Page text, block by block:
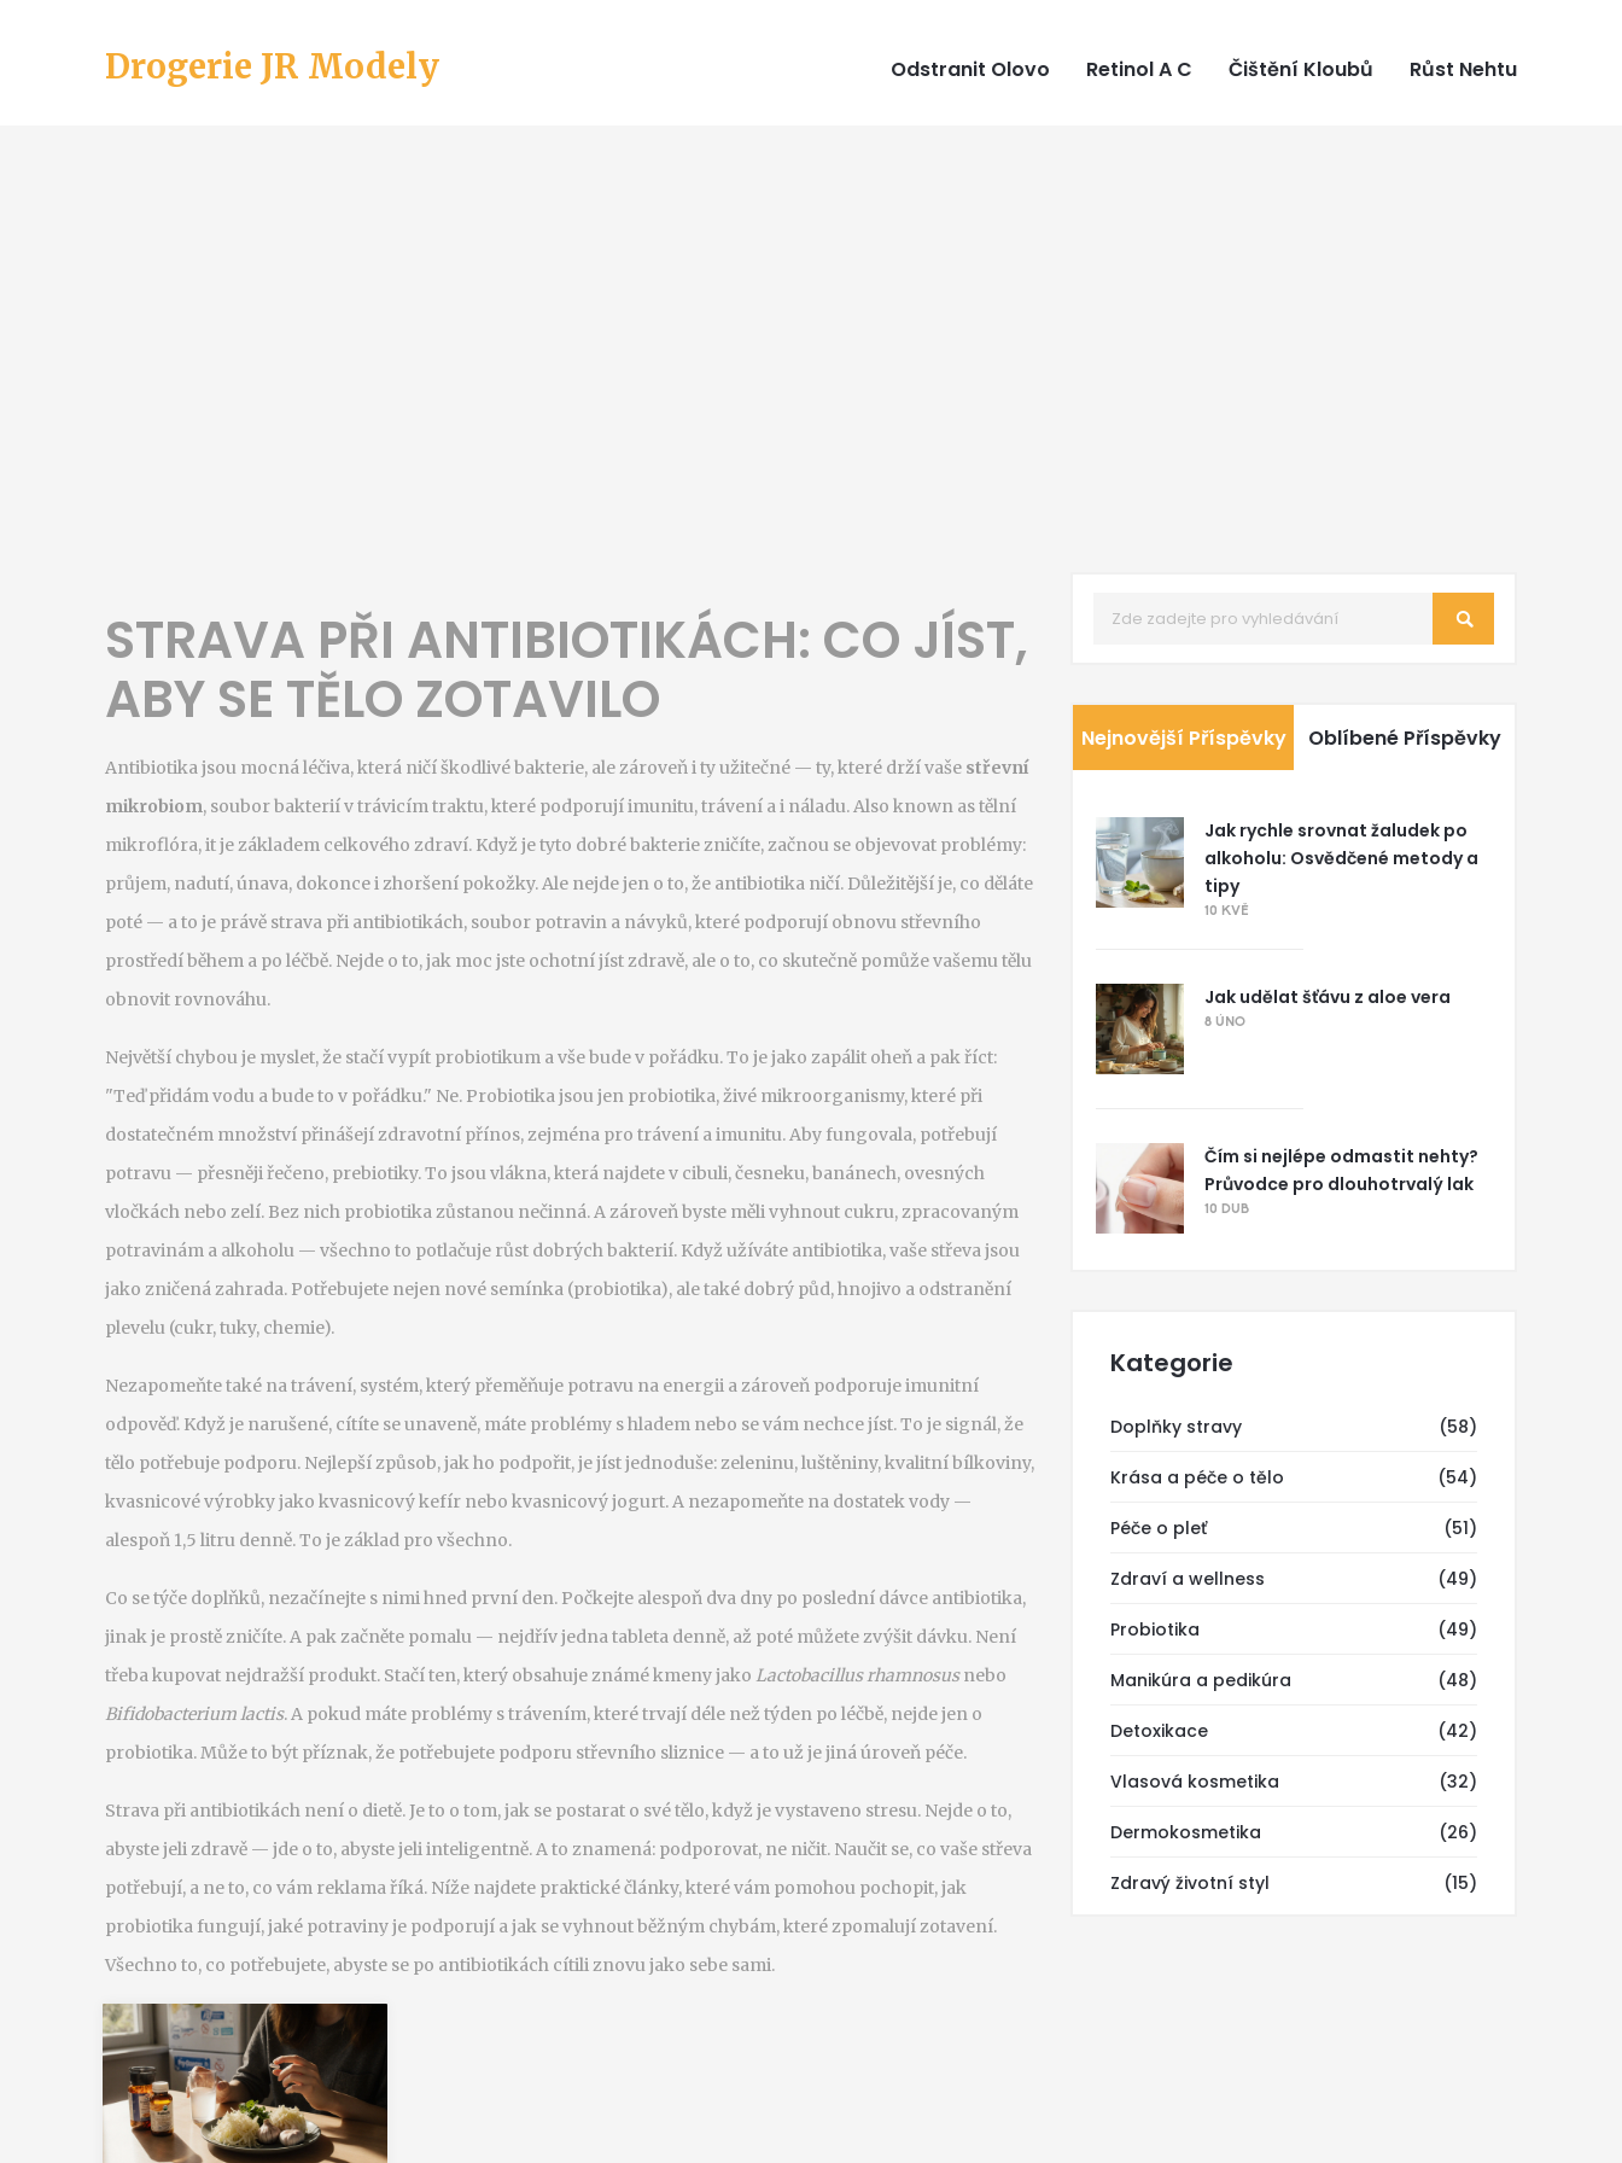
Drogerie JR Modely Odstranit Olovo Retinol A C Čištění Kloubů Růst Nehtu
STRAVA PŘI ANTIBIOTIKÁCH: CO JÍST,
ABY SE TĚLO ZOTAVILO
Antibiotika jsou mocná léčiva, která ničí škodlivé bakterie, ale zároveň i ty užitečné — ty, které drží vaše střevní
mikrobiom, soubor bakterií v trávicím traktu, které podporují imunitu, trávení a i náladu. Also known astělní
mikroflóra, it je základem celkového zdraví. Když je tyto dobré bakterie zničíte, začnou se objevovat problémy:
průjem, nadutí, únava, dokonce i zhoršení pokožky. Ale nejde jen o to, že antibiotika ničí. Důležitější je, co děláte
poté — a to je právě strava při antibiotikách, soubor potravin a návyků, které podporují obnovu střevního
prostředí během a po léčbě. Nejde o to, jak moc jste ochotní jíst zdravě, ale o to, co skutečně pomůže vašemu tělu
obnovit rovnováhu.
Největší chybou je myslet, že stačí vypít probiotikum a vše bude v pořádku. To je jako zapálit oheň a pak říct:
"Teď přidám vodu a bude to v pořádku." Ne. Probiotika jsou jen probiotika,živé mikroorganismy, které při
dostatečném množství přinášejí zdravotní přínos, zejména pro trávení a imunitu.Aby fungovala, potřebují
potravu — přesněji řečeno, prebiotiky. To jsou vlákna, která najdete v cibuli, česneku, banánech, ovesných
vločkách nebo zelí. Bez nich probiotika zůstanou nečinná. A zároveň byste měli vyhnout cukru, zpracovaným
potravinám a alkoholu — všechno to potlačuje růst dobrých bakterií. Když užíváte antibiotika, vaše střeva jsou
jako zničená zahrada. Potřebujete nejen nové semínka (probiotika), ale také dobrý půd, hnojivo a odstranění
plevelu (cukr, tuky, chemie).
Nezapomeňte také natrávení, systém, který přeměňuje potravu na energii a zároveň podporuje imunitní
odpověď. Když je narušené, cítíte se unaveně, máte problémy s hladem nebo se vám nechce jíst. To je signál, že
tělo potřebuje podporu. Nejlepší způsob, jak ho podpořit, je jíst jednoduše: zeleninu, luštěniny, kvalitní bílkoviny,
kvasnicové výrobky jako kvasnicový kefír nebo kvasnicový jogurt. A nezapomeňte na dostatek vody —
alespoň 1,5 litru denně. To je základ pro všechno.
Co se týče doplňků, nezačínejte s nimi hned první den. Počkejte alespoň dva dny po poslední dávce antibiotika,
jinak je prostě zničíte. A pak začněte pomalu — nejdřív jedna tableta denně, až poté můžete zvýšit dávku. Není
třeba kupovat nejdražší produkt. Stačí ten, který obsahuje známé kmeny jako Lactobacillus rhamnosusnebo
Bifidobacterium lactis. A pokud máte problémy s trávením, které trvají déle než týden po léčbě, nejde jen o
probiotika. Může to být příznak, že potřebujete podporu střevního sliznice — a to už je jiná úroveň péče.
Strava při antibiotikách není o dietě. Je to o tom, jak se postarat o své tělo, když je vystaveno stresu. Nejde o to,
abyste jeli zdravě — jde o to, abyste jeli inteligentně. A to znamená: podporovat, ne ničit. Naučit se, co vaše střeva
potřebují, a ne to, co vám reklama říká. Níže najdete praktické články, které vám pomohou pochopit, jak
probiotika fungují, jaké potraviny je podporují a jak se vyhnout běžným chybám, které zpomalují zotavení.
Všechno to, co potřebujete, abyste se po antibiotikách cítili znovu jako sebe sami.
Nejnovější Příspěvky Oblíbené Příspěvky
Jak rychle srovnat žaludek po
alkoholu: Osvědčené metody a
tipy
10 KVĚ
Jak udělat šťávu z aloe vera
8 ÚNO
Čím si nejlépe odmastit nehty?
Průvodce pro dlouhotrvalý lak
10 DUB
Kategorie
Doplňky stravy (58)
Krása a péče o tělo (54)
Péče o pleť (51)
Zdraví a wellness (49)
Probiotika (49)
Manikúra a pedikúra (48)
Detoxikace (42)
Vlasová kosmetika (32)
Dermokosmetika (26)
Zdravý životní styl (15)